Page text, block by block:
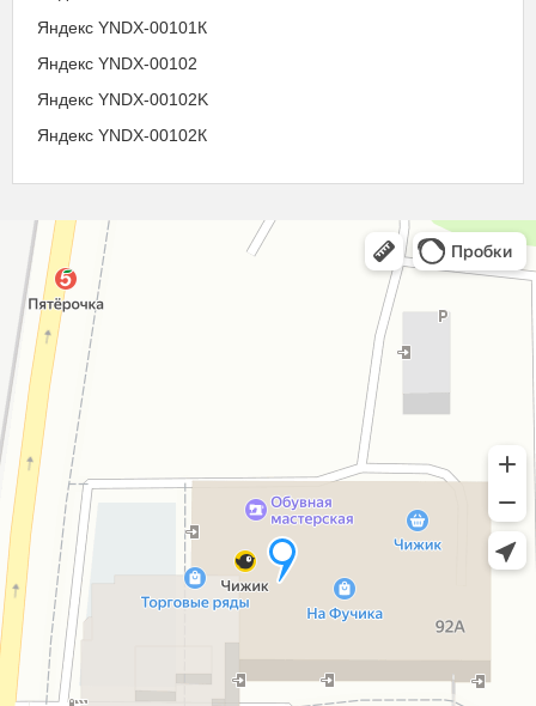
Яндекс YNDX-00101К
Яндекс YNDX-00102
Яндекс YNDX-00102K
Яндекс YNDX-00102К